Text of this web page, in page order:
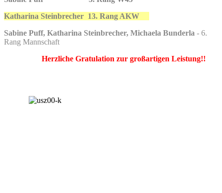
Katharina Steinbrecher 13. Rang AKW
Sabine Puff, Katharina Steinbrecher, Michaela Bunderla - 6.
Rang Mannschaft
Herzliche Gratulation zur großartigen Leistung!!